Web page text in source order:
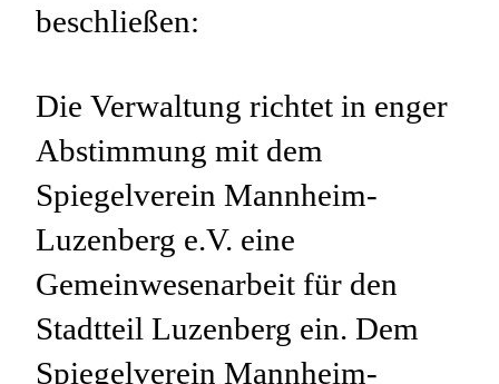
beschließen:
Die Verwaltung richtet in enger
Abstimmung mit dem
Spiegelverein Mannheim-
Luzenberg e.V. eine
Gemeinwesenarbeit für den
Stadtteil Luzenberg ein. Dem
Spiegelverein Mannheim-